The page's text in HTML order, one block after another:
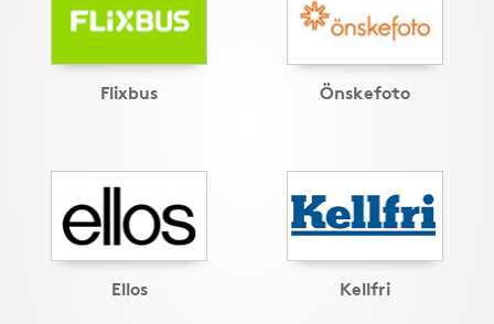
Flixbus Önskefoto
Ellos Kellfri